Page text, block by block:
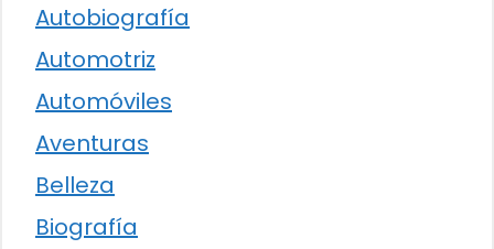
Autobiografía
Automotriz
Automóviles
Aventuras
Belleza
Biografía